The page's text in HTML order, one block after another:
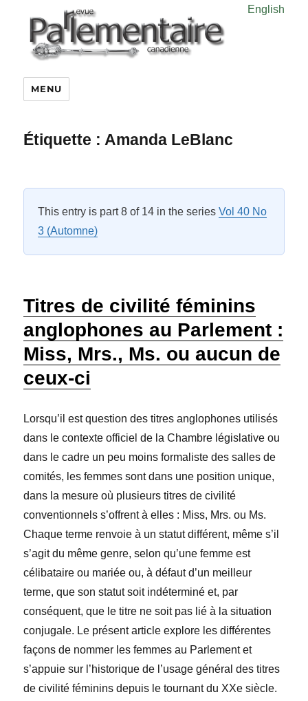
English
MENU
Étiquette : Amanda LeBlanc
This entry is part 8 of 14 in the seriesVol 40 No
3 (Automne)
Titres de civilité féminins
anglophones au Parlement :
Miss, Mrs., Ms. ou aucun de
ceux-ci
Lorsqu’il est question des titres anglophones utilisés
dans le contexte officiel de la Chambre législative ou
dans le cadre un peu moins formaliste des salles de
comités, les femmes sont dans une position unique,
dans la mesure où plusieurs titres de civilité
conventionnels s’offrent à elles : Miss, Mrs. ou Ms.
Chaque terme renvoie à un statut différent, même s’il
s’agit du même genre, selon qu’une femme est
célibataire ou mariée ou, à défaut d’un meilleur
terme, que son statut soit indéterminé et, par
conséquent, que le titre ne soit pas lié à la situation
conjugale. Le présent article explore les différentes
façons de nommer les femmes au Parlement et
s’appuie sur l’historique de l’usage général des titres
de civilité féminins depuis le tournant du XXe siècle.